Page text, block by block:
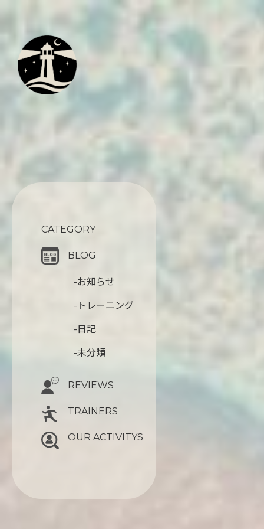
CATEGORY
BLOG
-お知らせ
-トレーニング
-日記
-未分類
REVIEWS
TRAINERS
OUR ACTIVITYS